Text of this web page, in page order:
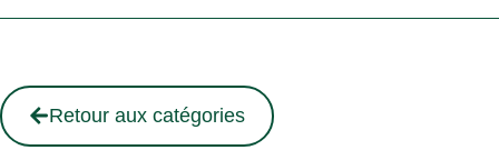
Retour aux catégories